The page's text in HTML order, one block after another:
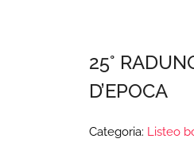
25°
D’EPOCA
Categoria: Listeo